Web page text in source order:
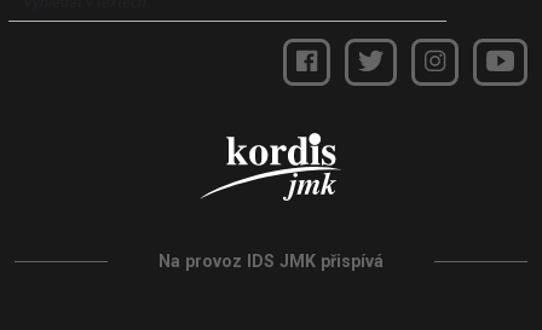
Na provoz IDS JMK přispívá